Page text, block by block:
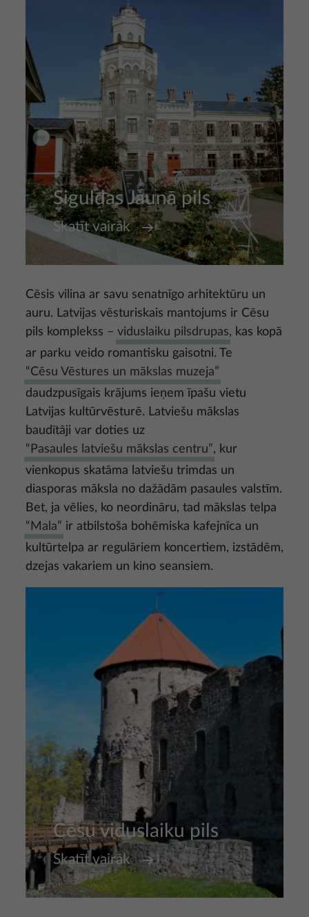
Siguldas Jaunā pils
Skatīt vairāk
Cēsis vilina ar savu senatnīgo arhitektūru un
auru. Latvijas vēsturiskais mantojums ir Cēsu
pils komplekss – viduslaiku pilsdrupas, kas kopā
ar parku veido romantisku gaisotni. Te
“Cēsu Vēstures un mākslas muzeja”
daudzpusīgais krājums ieņem īpašu vietu
Latvijas kultūrvēsturē. Latviešu mākslas
baudītāji var doties uz
“Pasaules latviešu mākslas centru”, kur
vienkopus skatāma latviešu trimdas un
diasporas māksla no dažādām pasaules valstīm.
Bet, ja vēlies, ko neordināru, tad mākslas telpa
“Mala” ir atbilstoša bohēmiska kafejnīca un
kultūrtelpa ar regulāriem koncertiem, izstādēm,
dzejas vakariem un kino seansiem.
Cēsu viduslaiku pils
Skatīt vairāk